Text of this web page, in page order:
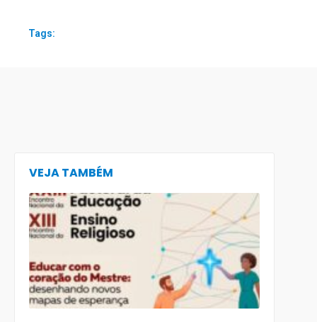
Tags:
VEJA TAMBÉM